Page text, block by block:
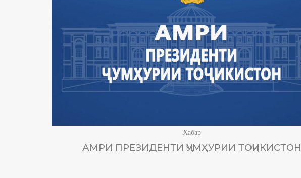
Хабар
АМРИ ПРЕЗИДЕНТИ ҶУМҲУРИИ ТОҶИКИСТОН